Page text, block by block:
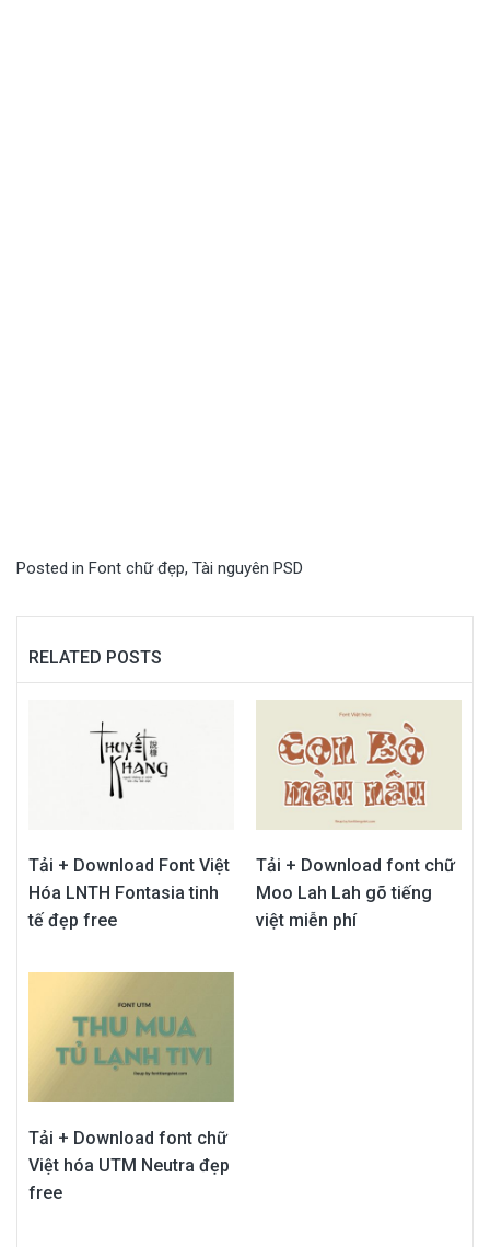
Posted in Font chữ đẹp, Tài nguyên PSD
RELATED POSTS
Tải + Download Font Việt
Hóa LNTH Fontasia tinh
tế đẹp free
Tải + Download font chữ
Moo Lah Lah gõ tiếng
việt miễn phí
Tải + Download font chữ
Việt hóa UTM Neutra đẹp
free